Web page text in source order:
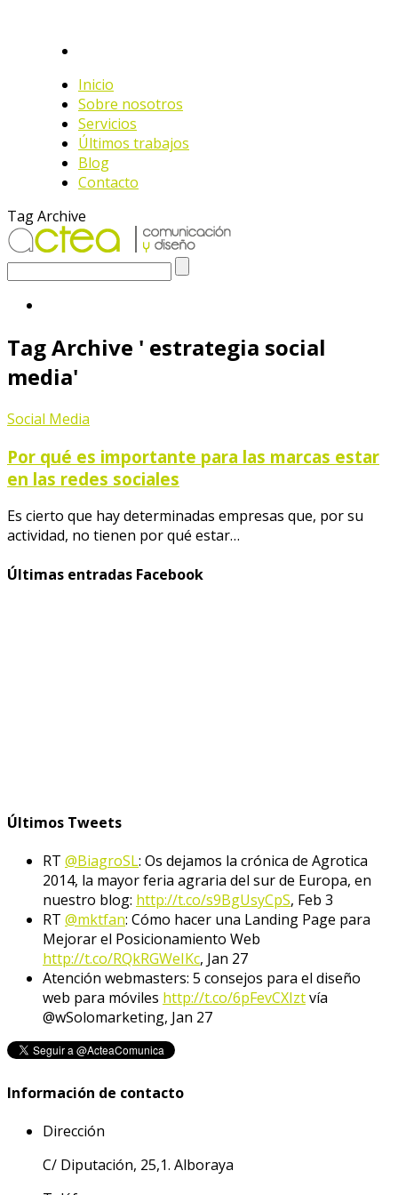
Inicio
Sobre nosotros
Servicios
Últimos trabajos
Blog
Contacto
Tag Archive
Tag Archive ' estrategia social
media'
Social Media
Por qué es importante para las marcas estar
en las redes sociales
Es cierto que hay determinadas empresas que, por su
actividad, no tienen por qué estar…
Últimas entradas Facebook
Últimos Tweets
RT @BiagroSL: Os dejamos la crónica de Agrotica
2014, la mayor feria agraria del sur de Europa, en
nuestro blog: http://t.co/s9BgUsyCpS, Feb 3
RT @mktfan: Cómo hacer una Landing Page para
Mejorar el Posicionamiento Web
http://t.co/RQkRGWeIKc, Jan 27
Atención webmasters: 5 consejos para el diseño
web para móviles http://t.co/6pFevCXIztvía
@wSolomarketing, Jan 27
Información de contacto
Dirección
C/ Diputación, 25,1. Alboraya